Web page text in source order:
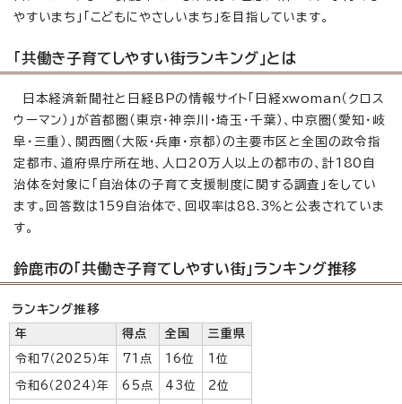
やすいまち」「こどもにやさしいまち」を目指しています。
「共働き子育てしやすい街ランキング」とは
日本経済新聞社と日経BPの情報サイト「日経xwoman（クロス
ウーマン）」が首都圏（東京・神奈川・埼玉・千葉）、中京圏（愛知・岐
阜・三重）、関西圏（大阪・兵庫・京都）の主要市区と全国の政令指
定都市、道府県庁所在地、人口20万人以上の都市の、計180自
治体を対象に「自治体の子育て支援制度に関する調査」をしてい
ます。回答数は159自治体で、回収率は88.3％と公表されていま
す。
鈴鹿市の「共働き子育てしやすい街」ランキング推移
ランキング推移
年 得点 全国 三重県
令和7（2025）年 71点 16位 1位
令和6（2024）年 65点 43位 2位